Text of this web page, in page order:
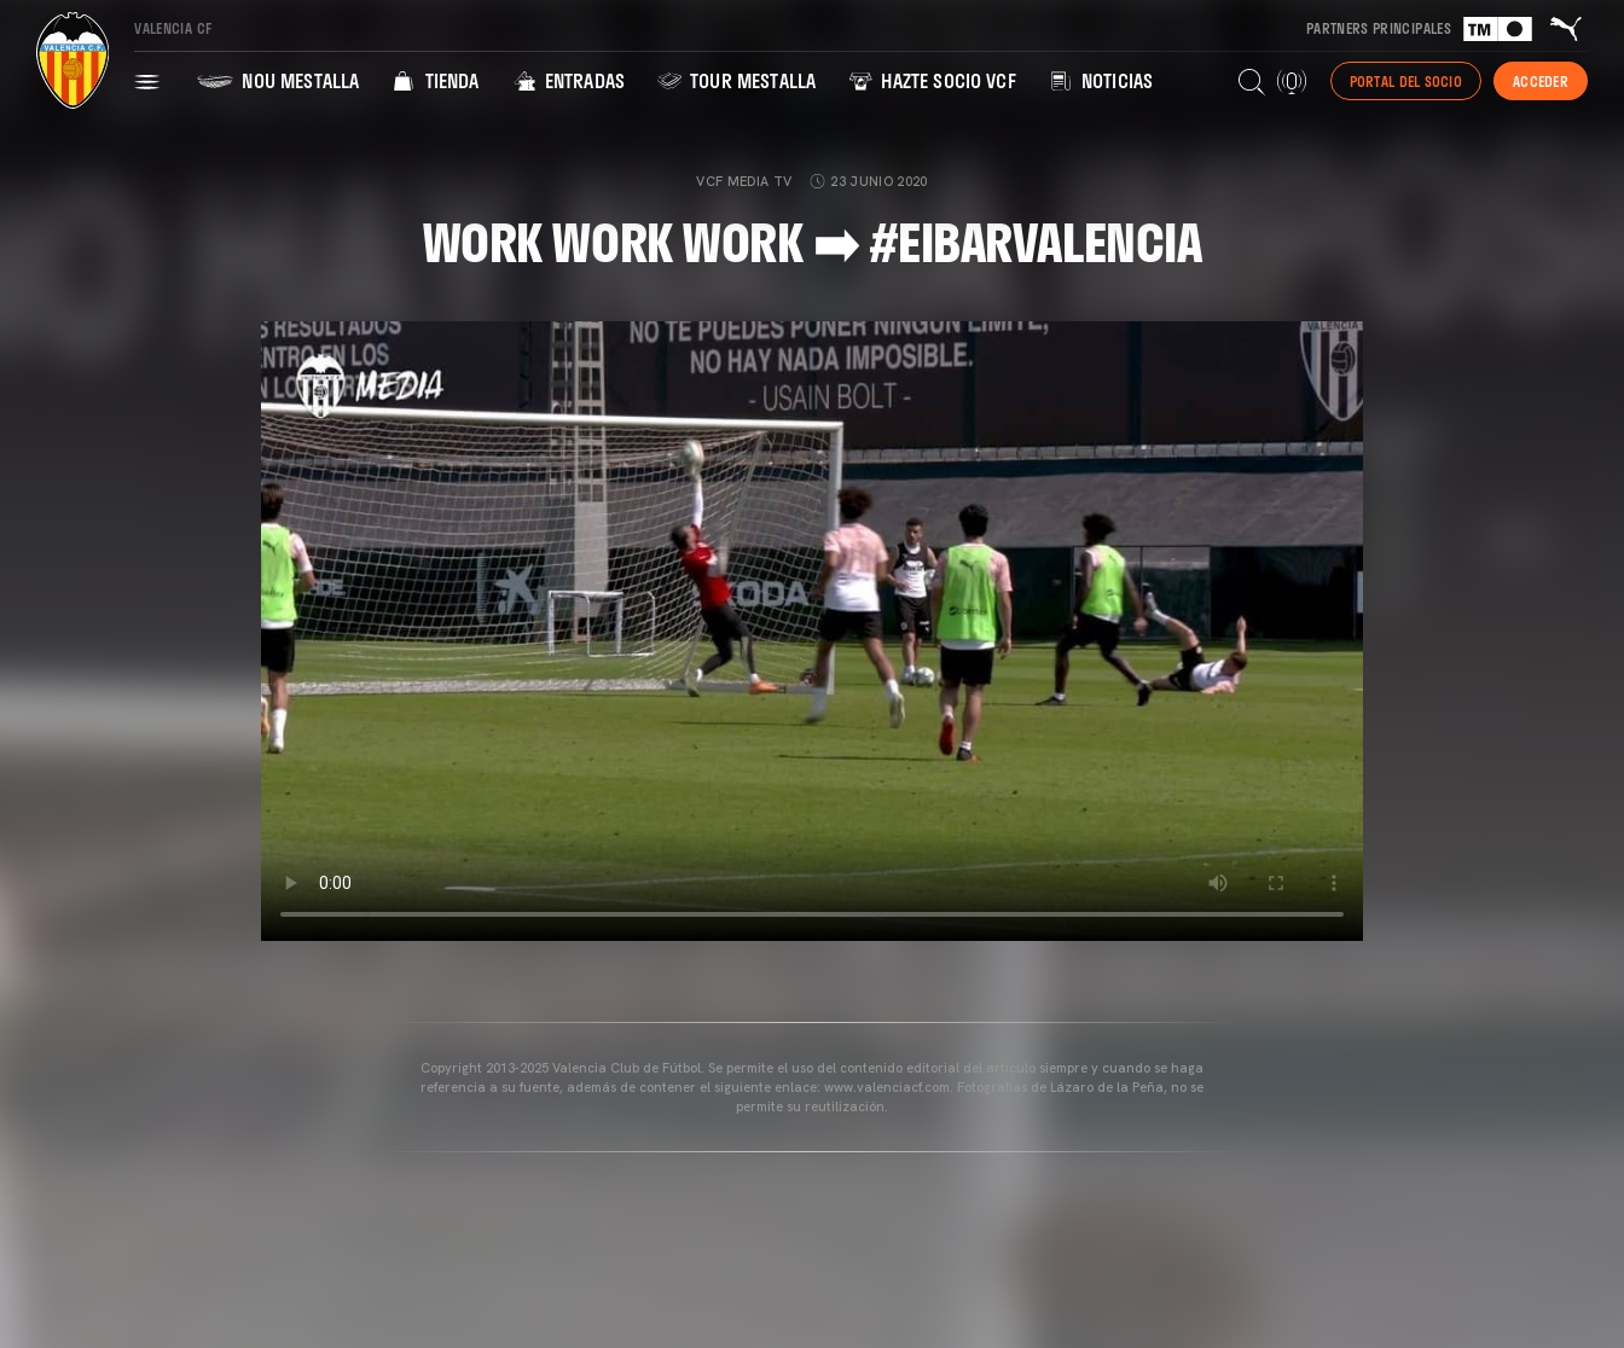
VALENCIA CF PARTNERS PRINCIPALES
NOU MESTALLA TIENDA ENTRADAS TOUR MESTALLA HAZTE SOCIO VCF NOTICIAS PORTAL DEL SOCIO ACCEDER
VCF MEDIA TV 23 JUNIO 2020
WORK WORK WORK ➡️ #EIBARVALENCIA
Copyright 2013-2025 Valencia Club de Fútbol. Se permite el uso del contenido editorial del artículo siempre y cuando se haga
referencia a su fuente, además de contener el siguiente enlace: www.valenciacf.com. Fotografías de Lázaro de la Peña, no se
permite su reutilización.